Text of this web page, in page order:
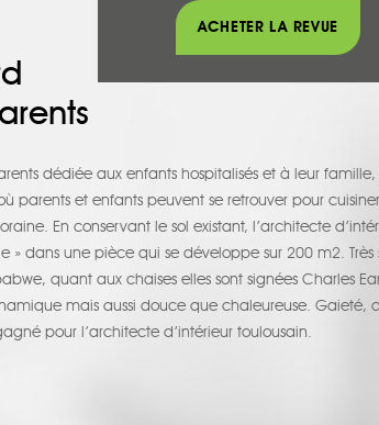
dédiée aux enfants hospitalisés et à leur
parents et enfants peuvent se retrouver pour
En conservant le sol existant, l’architecte
» dans une pièce qui se développe sur 200 m2.
quant aux chaises elles sont signées Charles
mais aussi douce que chaleureuse. Gaieté,
pour l’architecte d’intérieur toulousain.
ACHETER LA REVUE